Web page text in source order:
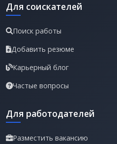
Для соискателей
Поиск работы
Добавить резюме
Карьерный блог
Частые вопросы
Для работодателей
Разместить вакансию